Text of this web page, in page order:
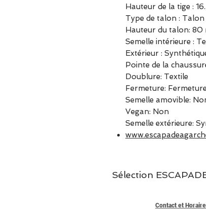
Hauteur de la tige :
Type de talon :
Hauteur du talon: 80
Semelle intérieure :
Extérieur :
Pointe de la
Doublure: Textile
Fermeture:
Semelle amovible:
Vegan: Non
Semelle extérieure:
Sélection
Contact et